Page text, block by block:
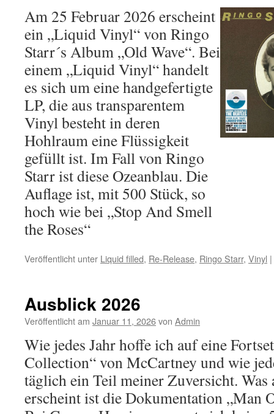
Am 25 Februar 2026 erscheint
ein „Liquid Vinyl“ von Ringo
Starr´s Album „Old Wave“. Bei
einem „Liquid Vinyl“ handelt
es sich um eine handgefertigte
LP, die aus transparentem
Vinyl besteht in deren
Hohlraum eine Flüssigkeit
gefüllt ist. Im Fall von Ringo
Starr ist diese Ozeanblau. Die
Auflage ist, mit 500 Stück, so
hoch wie bei „Stop And Smell
the Roses“
Veröffentlicht unter Liquid filled, Re-Release, Ringo Starr, Vinyl |
Ausblick 2026
Veröffentlicht am Januar 11, 2026von Admin
Wie jedes Jahr hoffe ich auf eine
Collection“ von McCartney und wie
täglich ein Teil meiner Zuversicht. Was
erscheint ist die Dokumentation „Man